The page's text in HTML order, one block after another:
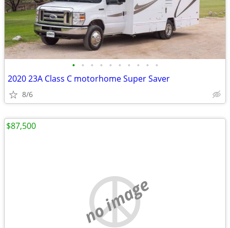
• • • • • • • • • •
2020 23A Class C motorhome Super Saver
8/6
no image
$87,500